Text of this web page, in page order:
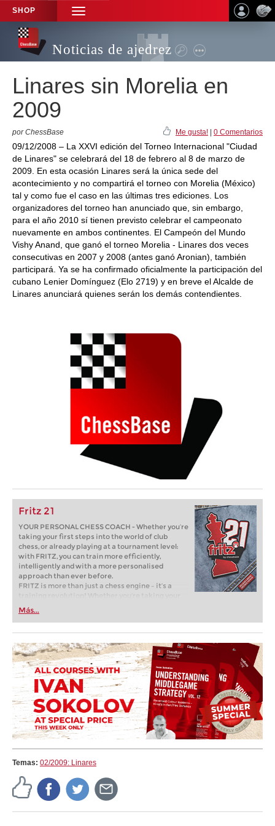
SHOP
TOGGLE
NAVIGATION
Noticias de ajedrez
Linares sin Morelia en
2009
por ChessBase Me gusta! 0 Comentarios
09/12/2008 – La XXVI edición del Torneo Internacional "Ciudad
de Linares" se celebrará del 18 de febrero al 8 de marzo de
2009. En esta ocasión Linares será la única sede del
acontecimiento y no compartirá el torneo con Morelia (México)
tal y como fue el caso en las últimas tres ediciones. Los
organizadores del torneo han anunciado que, sin embargo,
para el año 2010 sí tienen previsto celebrar el campeonato
nuevamente en ambos continentes. El Campeón del Mundo
Vishy Anand, que ganó el torneo Morelia - Linares dos veces
consecutivas en 2007 y 2008 (antes ganó Aronian), también
participará. Ya se ha confirmado oficialmente la participación del
cubano Lenier Domínguez (Elo 2719) y en breve el Alcalde de
Linares anunciará quienes serán los demás contendientes.
Fritz 21
YOUR PERSONAL CHESS COACH - Whether you’re
taking your first steps into the world of club
chess, or already playing at a tournament level:
with FRITZ, you can train more efficiently,
intelligently and with a more personalised
approach than ever before.
FRITZ is more than just a chess engine – it’s a
training revolution! Whether you’re taking your
first steps into the world of club chess, or already
playing at a tournament level: with FRITZ, you can
train more efficiently, intelligently and with a
more personalised approach than ever before.
Más...
Temas: 02/2009: Linares